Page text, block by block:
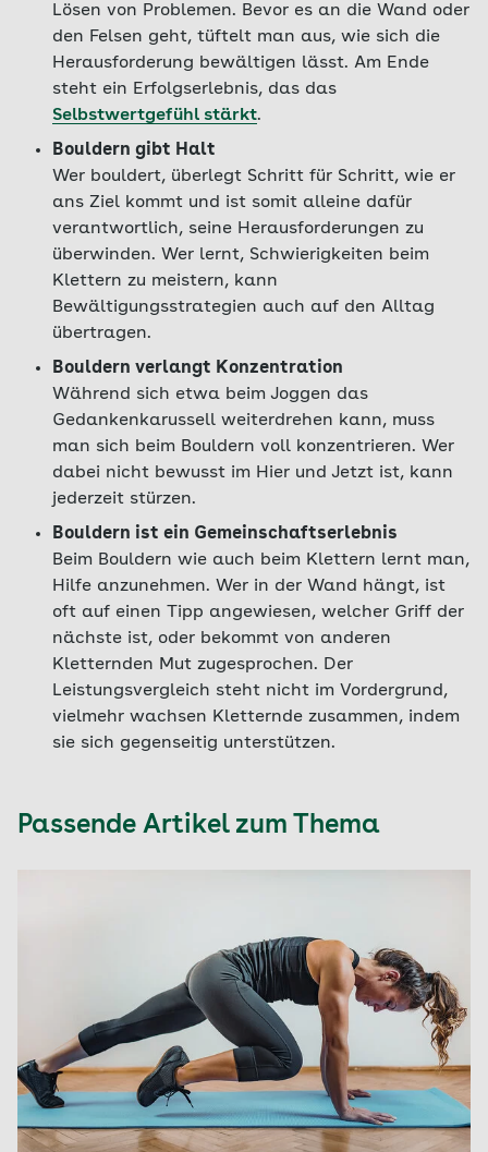
Lösen von Problemen. Bevor es an die Wand oder
den Felsen geht, tüftelt man aus, wie sich die
Herausforderung bewältigen lässt. Am Ende
steht ein Erfolgserlebnis, das das
Selbstwertgefühl stärkt.
Bouldern gibt Halt
Wer bouldert, überlegt Schritt für Schritt, wie er
ans Ziel kommt und ist somit alleine dafür
verantwortlich, seine Herausforderungen zu
überwinden. Wer lernt, Schwierigkeiten beim
Klettern zu meistern, kann
Bewältigungsstrategien auch auf den Alltag
übertragen.
Bouldern verlangt Konzentration
Während sich etwa beim Joggen das
Gedankenkarussell weiterdrehen kann, muss
man sich beim Bouldern voll konzentrieren. Wer
dabei nicht bewusst im Hier und Jetzt ist, kann
jederzeit stürzen.
Bouldern ist ein Gemeinschaftserlebnis
Beim Bouldern wie auch beim Klettern lernt man,
Hilfe anzunehmen. Wer in der Wand hängt, ist
oft auf einen Tipp angewiesen, welcher Griff der
nächste ist, oder bekommt von anderen
Kletternden Mut zugesprochen. Der
Leistungsvergleich steht nicht im Vordergrund,
vielmehr wachsen Kletternde zusammen, indem
sie sich gegenseitig unterstützen.
Passende Artikel zum Thema